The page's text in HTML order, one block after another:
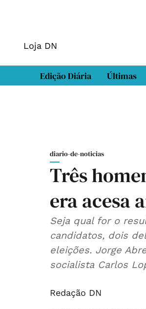
Loja DN
Edição Diária Últimas
diario-de-noticias
Três
era acesa
Seja qual for o
candidatos, dois
eleições. Jorge
socialista Carlos
Redação DN